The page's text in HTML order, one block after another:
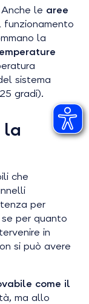
le aree
funzionamento
la
sistema
gradi).
la
che
per
per quanto
in
si può avere
come il
ma allo